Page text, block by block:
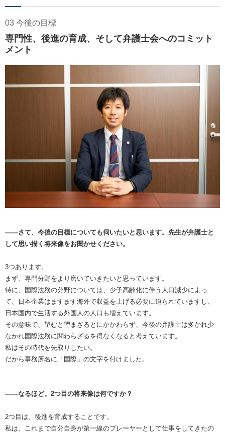
03 今後の目標
専門性、後進の育成、そして弁護士会へのコミット
メント
――さて、今後の目標についても伺いたいと思います。先生が弁護士と
して思い描く将来像をお聞かせください。
3つあります。
まず、専門分野をより磨いていきたいと思っています。
特に、国際法務の分野については、少子高齢化に伴う人口減少によっ
て、日本企業はますます海外で収益を上げる必要に迫られていますし、
日本国内で生活する外国人の人口も増えています。
その意味で、望むと望まざるとにかかわらず、今後の弁護士は多かれ少
なかれ国際法務に関わらざるを得なくなると考えています。
私はその時代を先取りしたい。
だから事務所名に「国際」の文字を付けました。
――なるほど。2つ目の将来像は何ですか？
2つ目は、後進を育成することです。
私は、これまで自分自身が第一線のプレーヤーとして仕事をしてきたの